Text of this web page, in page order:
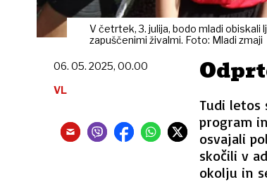
V četrtek, 3. julija, bodo mladi
zapuščenimi živalmi. Foto: Mladi zmaji
Tudi letos
program
osvajali
skočili v
okolju in
06. 05. 2025, 00.00
VL